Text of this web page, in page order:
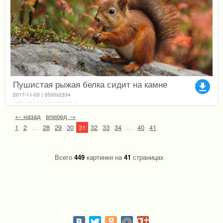
file_download
Пушистая рыжая белка сидит на камне
2017-11-03 | 3500x2334
← назад вперед →
1
2 ... 28 29 30 31 32 33 34 ... 40 41
Всего 449картинки на41 страницах